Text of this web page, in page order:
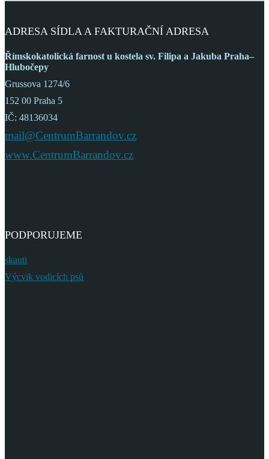
ADRESA SÍDLA A FAKTURAČNÍ ADRESA
Římskokatolická farnost u kostela sv. Filipa a Jakuba Praha–
Hlubočepy
Grussova 1274/6
152 00 Praha 5
IČ: 48136034
mail@CentrumBarrandov.cz
www.CentrumBarrandov.cz
PODPORUJEME
skauti
Výcvik vodicích psů